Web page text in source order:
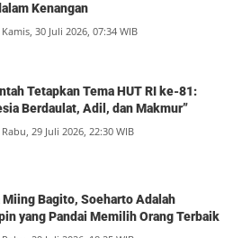
Kenangan
Kamis, 30 Juli 2026, 07:34 WIB
Tetapkan Tema HUT RI ke-81:
Berdaulat, Adil, dan Makmur”
Rabu, 29 Juli 2026, 22:30 WIB
Miing Bagito, Soeharto Adalah
yang Pandai Memilih Orang Terbaik